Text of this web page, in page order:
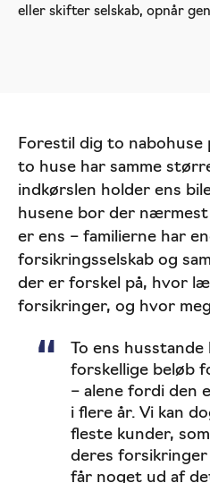
eller skifter selskab, opnår
Forestil dig to nabohuse
to huse har samme
indkørslen holder ens
husene bor der
er ens – familierne har
forsikringsselskab og
der er forskel på, hvor
forsikringer, og hvor
To ens
forskellige beløb
– alene fordi den
i flere år. Vi kan
fleste kunder,
deres forsikringer
får noget ud af